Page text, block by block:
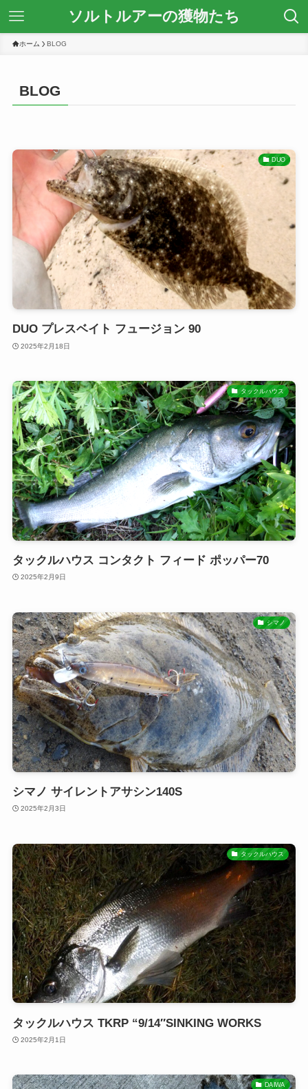
ソルトルアーの獲物たち
ホーム BLOG
BLOG
DUO
DUO プレスベイト フュージョン 90
2025年2月18日
タックルハウス
タックルハウス コンタクト フィード ポッパー70
2025年2月9日
シマノ
シマノ サイレントアサシン140S
2025年2月3日
タックルハウス
タックルハウス TKRP “9/14″SINKING WORKS
2025年2月1日
DAIWA